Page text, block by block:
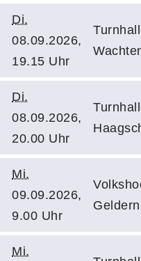
Di.
08.09.2026,
19.15 Uhr
Di.
08.09.2026,
20.00 Uhr
Mi.
09.09.2026,
9.00 Uhr
Mi.